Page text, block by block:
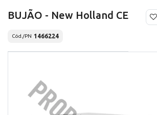
BUJÃO - New Holland CE
Cód./PN 1466224